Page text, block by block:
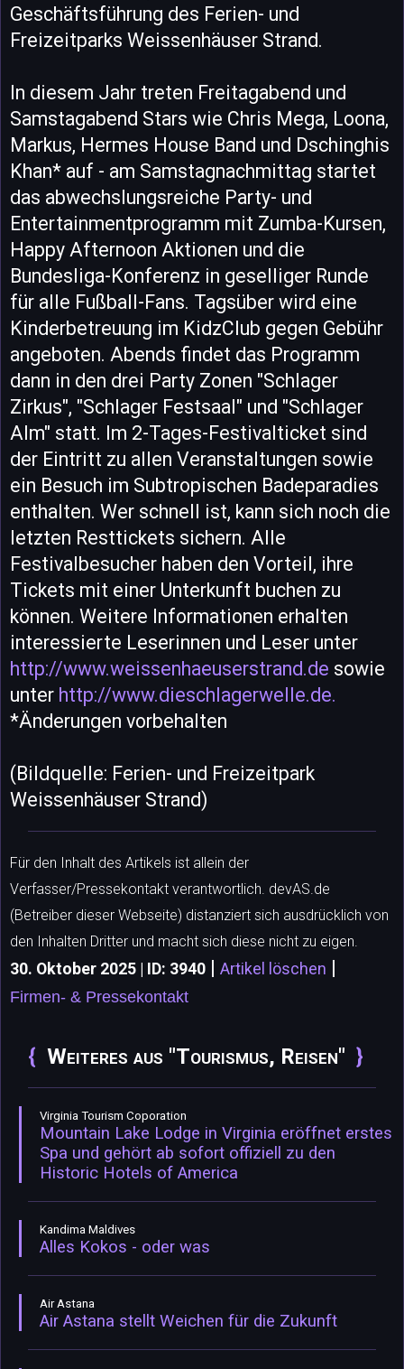
Geschäftsführung des Ferien- und
Freizeitparks Weissenhäuser Strand.
In diesem Jahr treten Freitagabend und
Samstagabend Stars wie Chris Mega, Loona,
Markus, Hermes House Band und Dschinghis
Khan* auf - am Samstagnachmittag startet
das abwechslungsreiche Party- und
Entertainmentprogramm mit Zumba-Kursen,
Happy Afternoon Aktionen und die
Bundesliga-Konferenz in geselliger Runde
für alle Fußball-Fans. Tagsüber wird eine
Kinderbetreuung im KidzClub gegen Gebühr
angeboten. Abends findet das Programm
dann in den drei Party Zonen "Schlager
Zirkus", "Schlager Festsaal" und "Schlager
Alm" statt. Im 2-Tages-Festivalticket sind
der Eintritt zu allen Veranstaltungen sowie
ein Besuch im Subtropischen Badeparadies
enthalten. Wer schnell ist, kann sich noch die
letzten Resttickets sichern. Alle
Festivalbesucher haben den Vorteil, ihre
Tickets mit einer Unterkunft buchen zu
können. Weitere Informationen erhalten
interessierte Leserinnen und Leser unter
http://www.weissenhaeuserstrand.de sowie
unter http://www.dieschlagerwelle.de.
*Änderungen vorbehalten
(Bildquelle: Ferien- und Freizeitpark
Weissenhäuser Strand)
Für den Inhalt des Artikels ist allein der
Verfasser/Pressekontakt verantwortlich. devAS.de
(Betreiber dieser Webseite) distanziert sich ausdrücklich von
den Inhalten Dritter und macht sich diese nicht zu eigen.
30. Oktober 2025 | ID: 3940 | Artikel löschen |
Firmen- & Pressekontakt
Weiteres aus "Tourismus, Reisen"
Virginia Tourism Coporation
Mountain Lake Lodge in Virginia eröffnet erstes
Spa und gehört ab sofort offiziell zu den
Historic Hotels of America
Kandima Maldives
Alles Kokos - oder was
Air Astana
Air Astana stellt Weichen für die Zukunft